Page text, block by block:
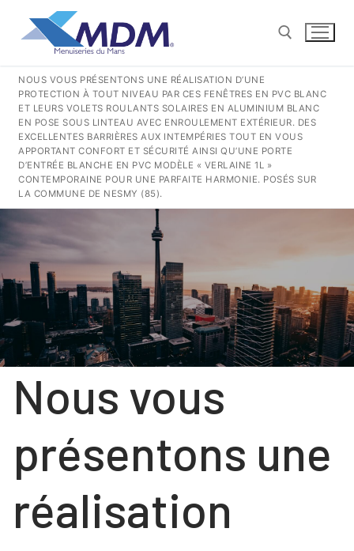
Rechercher :
CONTACT@MENUISERIESDUMANS.FR
Rechercher
QUI SOMMES-NOUS ?
NOS GESTES POUR LA TERRE
NOS PRODUITS PVC
COULISSANTS
FENÊTRES
VOLETS ROULANTS
NOS PRODUITS ALUMINIUM
COULISSANTS
PORTES
NOS PORTES « TERTIAIRE »
NOS RÉALISATIONS
Contact
NOUS VOUS PRÉSENTONS UNE RÉALISATION D’UNE
PROTECTION À TOUT NIVEAU PAR CES FENÊTRES EN PVC BLANC
ET LEURS VOLETS ROULANTS SOLAIRES EN ALUMINIUM BLANC
EN POSE SOUS LINTEAU AVEC ENROULEMENT EXTÉRIEUR. DES
EXCELLENTES BARRIÈRES AUX INTEMPÉRIES TOUT EN VOUS
APPORTANT CONFORT ET SÉCURITÉ AINSI QU’UNE PORTE
D’ENTRÉE BLANCHE EN PVC MODÈLE « VERLAINE 1L »
CONTEMPORAINE POUR UNE PARFAITE HARMONIE. POSÉS SUR
LA COMMUNE DE NESMY (85).
Nous vous
présentons une
réalisation